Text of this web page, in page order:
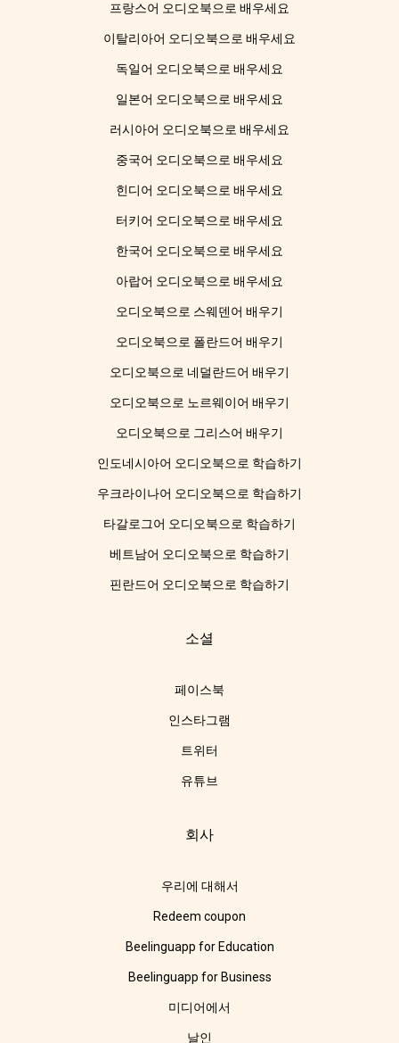
프랑스어 오디오북으로 배우세요
이탈리아어 오디오북으로 배우세요
독일어 오디오북으로 배우세요
일본어 오디오북으로 배우세요
러시아어 오디오북으로 배우세요
중국어 오디오북으로 배우세요
힌디어 오디오북으로 배우세요
터키어 오디오북으로 배우세요
한국어 오디오북으로 배우세요
아랍어 오디오북으로 배우세요
오디오북으로 스웨덴어 배우기
오디오북으로 폴란드어 배우기
오디오북으로 네덜란드어 배우기
오디오북으로 노르웨이어 배우기
오디오북으로 그리스어 배우기
인도네시아어 오디오북으로 학습하기
우크라이나어 오디오북으로 학습하기
타갈로그어 오디오북으로 학습하기
베트남어 오디오북으로 학습하기
핀란드어 오디오북으로 학습하기
소셜
페이스북
인스타그램
트위터
유튜브
회사
우리에 대해서
Redeem coupon
Beelinguapp for Education
Beelinguapp for Business
미디어에서
날인